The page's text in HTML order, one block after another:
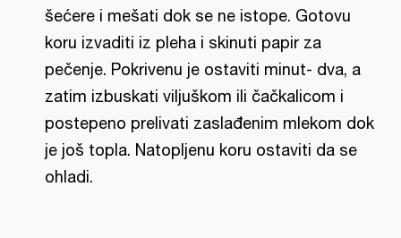
šećere i mešati dok se ne istope. Gotovu
koru izvaditi iz pleha i skinuti papir za
pečenje. Pokrivenu je ostaviti minut- dva, a
zatim izbuskati viljuškom ili čačkalicom i
postepeno prelivati zaslađenim mlekom dok
je još topla. Natopljenu koru ostaviti da se
ohladi.